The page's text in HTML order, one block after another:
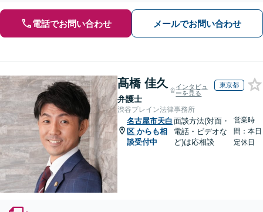
電話でお問い合わせ メールでお問い合わせ
髙橋 佳久
弁護士
インタビュ
ーを見る
東京都
渋谷ブレイン法律事務所
名古屋市天白
区 からも相
談受付中
面談方法(対面・
電話・ビデオな
ど)は応相談
営業時
間：本日
定休日